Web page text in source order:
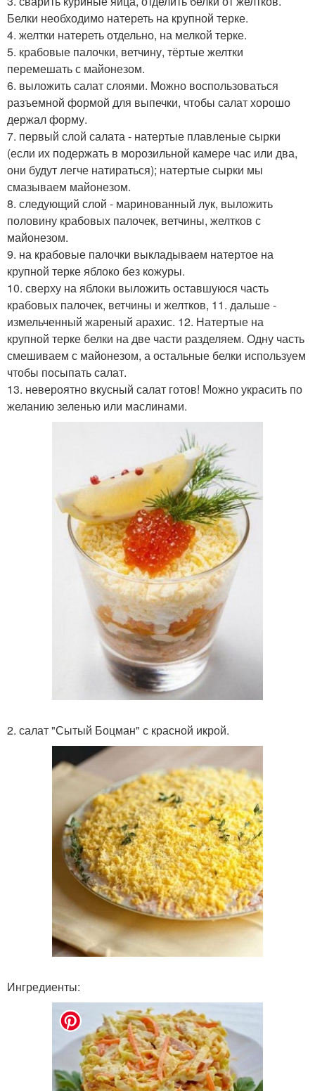
Белки необходимо натереть на крупной терке.
4. желтки натереть отдельно, на мелкой терке.
5. крабовые палочки, ветчину, тёртые желтки
перемешать с майонезом.
6. выложить салат слоями. Можно воспользоваться
разъемной формой для выпечки, чтобы салат хорошо
держал форму.
7. первый слой салата - натертые плавленые сырки
(если их подержать в морозильной камере час или два,
они будут легче натираться); натертые сырки мы
смазываем майонезом.
8. следующий слой - маринованный лук, выложить
половину крабовых палочек, ветчины, желтков с
майонезом.
9. на крабовые палочки выкладываем натертое на
крупной терке яблоко без кожуры.
10. сверху на яблоки выложить оставшуюся часть
крабовых палочек, ветчины и желтков, 11. дальше -
измельченный жареный арахис. 12. Натертые на
крупной терке белки на две части разделяем. Одну часть
смешиваем с майонезом, а остальные белки используем
чтобы посыпать салат.
13. невероятно вкусный салат готов! Можно украсить по
желанию зеленью или маслинами.
2. салат "Сытый Боцман" с красной икрой.
Ингредиенты: